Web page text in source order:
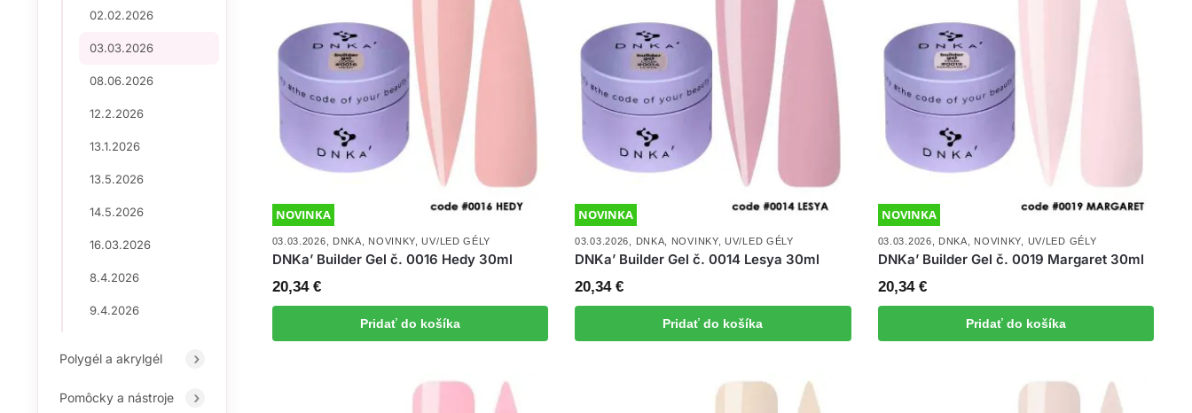
NOVINKA
03.03.2026 DNKA NOVINKY ,UV/LED GÉLY
DNKa’ Builder Gel č. 0016 Hedy 30ml
20,34 €
Pridať do košíka
NOVINKA
03.03.2026 DNKA NOVINKY,UV/LED GÉLY
DNKa’ Builder Gel č. 0014 Lesya 30ml
20,34€
Pridať do košíka
NOVINKA
03.03.2026 DNKA NOVINKY UV/LED GÉLY
DNKa’ Builder Gel č. 0019 Margaret 30ml
20,34 €
Pridať do košíka
02.02.2026
03.03.2026
08.06.2026
12.2.2026
13.1.2026
13.5.2026
14.5.2026
16.03.2026
8.4.2026
9.4.2026
Polygél a akrylgél
Pomôcky a nástroje